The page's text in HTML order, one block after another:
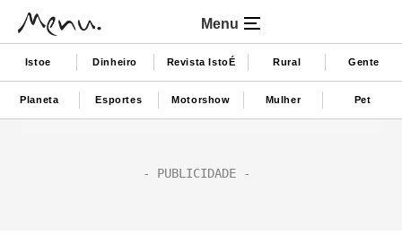
Menu
Istoe Dinheiro Revista IstoÉ Rural Gente
Planeta Esportes Motorshow Mulher Pet